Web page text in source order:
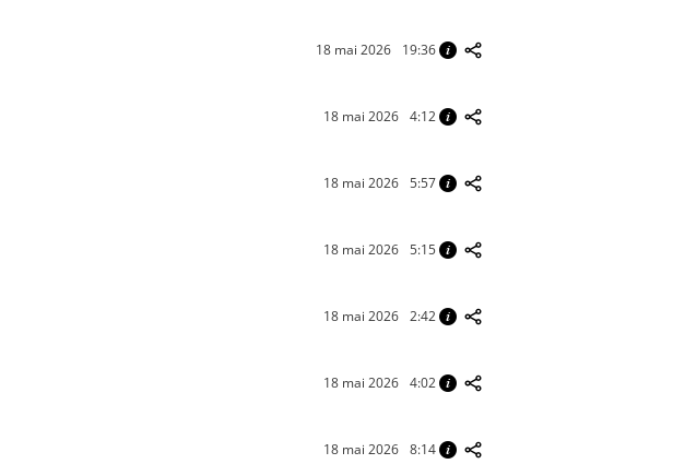
18 mai 2026 19:36
18 mai 2026 4:12
18 mai 2026 5:57
18 mai 2026 5:15
18 mai 2026 2:42
18 mai 2026 4:02
18 mai 2026 8:14